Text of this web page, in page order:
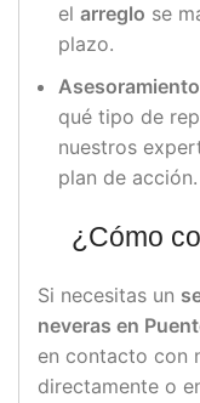
el arreglo se
plazo.
qué tipo de
nuestros
plan de acción.
¿Cómo
Si necesitas un
neveras en
en contacto con
directamente o